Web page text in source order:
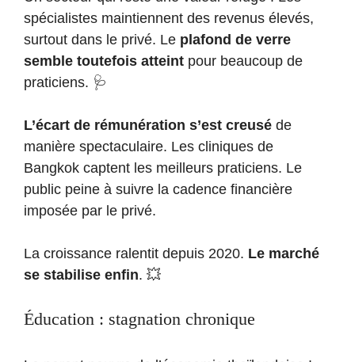
spécialistes maintiennent des revenus élevés,
surtout dans le privé. Le plafond de verre
semble toutefois atteint pour beaucoup de
praticiens. 🩺
L’écart de rémunération s’est creusé de
manière spectaculaire. Les cliniques de
Bangkok captent les meilleurs praticiens. Le
public peine à suivre la cadence financière
imposée par le privé.
La croissance ralentit depuis 2020. Le marché
se stabilise enfin. 💥
Éducation : stagnation chronique